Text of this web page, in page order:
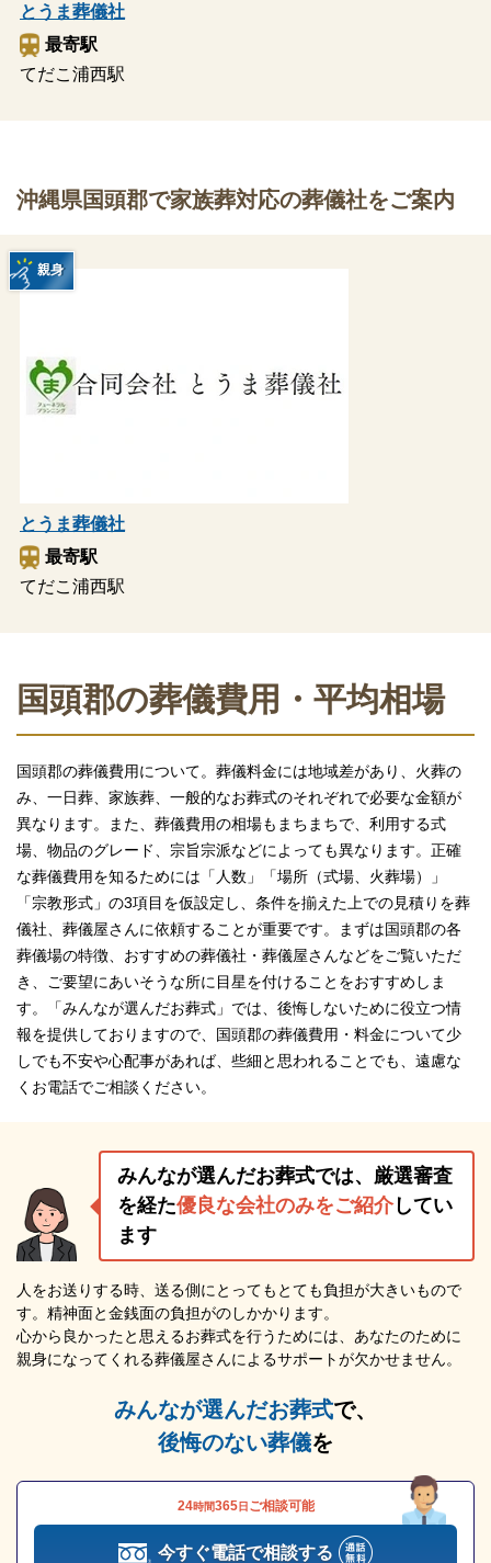
とうま葬儀社
最寄駅
てだこ浦西駅
沖縄県国頭郡で家族葬対応の葬儀社をご案内
とうま葬儀社
最寄駅
てだこ浦西駅
親身
国頭郡の葬儀費用・平均相場
国頭郡の葬儀費用について。葬儀料金には地域差があり、火葬の
み、一日葬、家族葬、一般的なお葬式のそれぞれで必要な金額が
異なります。また、葬儀費用の相場もまちまちで、利用する式
場、物品のグレード、宗旨宗派などによっても異なります。正確
な葬儀費用を知るためには「人数」「場所（式場、火葬場）」
「宗教形式」の3項目を仮設定し、条件を揃えた上での見積りを葬
儀社、葬儀屋さんに依頼することが重要です。まずは国頭郡の各
葬儀場の特徴、おすすめの葬儀社・葬儀屋さんなどをご覧いただ
き、ご要望にあいそうな所に目星を付けることをおすすめしま
す。「みんなが選んだお葬式」では、後悔しないために役立つ情
報を提供しておりますので、国頭郡の葬儀費用・料金について少
しでも不安や心配事があれば、些細と思われることでも、遠慮な
くお電話でご相談ください。
みんなが選んだお葬式では、厳選審査
を経た優良な会社のみをご紹介してい
ます
人をお送りする時、送る側にとってもとても負担が大きいもので
す。精神面と金銭面の負担がのしかかります。
心から良かったと思えるお葬式を行うためには、あなたのために
親身になってくれる葬儀屋さんによるサポートが欠かせません。
みんなが選んだお葬式で、
後悔のない葬儀を
24時間365日 ご相談可能
今すぐ電話で相談する